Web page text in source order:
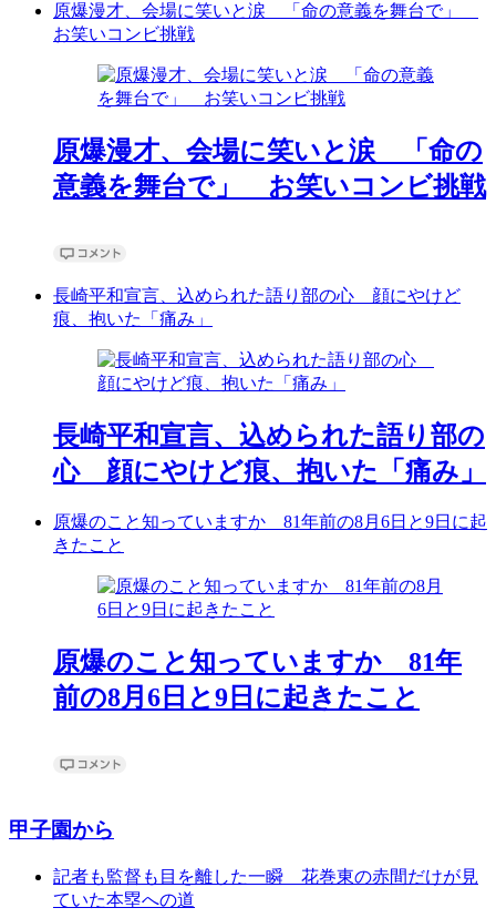
原爆漫才、会場に笑いと涙 「命の意義を舞台で」
お笑いコンビ挑戦
原爆漫才、会場に笑いと涙 「命の
意義を舞台で」 お笑いコンビ挑戦
長崎平和宣言、込められた語り部の心 顔にやけど
痕、抱いた「痛み」
長崎平和宣言、込められた語り部の
心 顔にやけど痕、抱いた「痛み」
原爆のこと知っていますか 81年前の8月6日と9日に起
きたこと
原爆のこと知っていますか 81年
前の8月6日と9日に起きたこと
甲子園から
記者も監督も目を離した一瞬 花巻東の赤間だけが見
ていた本塁への道